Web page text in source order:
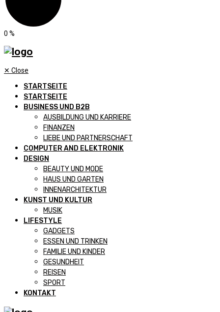
0 %
✕ Close
STARTSEITE
STARTSEITE
BUSINESS UND B2B
AUSBILDUNG UND KARRIERE
FINANZEN
LIEBE UND PARTNERSCHAFT
COMPUTER AND ELEKTRONIK
DESIGN
BEAUTY UND MODE
HAUS UND GARTEN
INNENARCHITEKTUR
KUNST UND KULTUR
MUSIK
LIFESTYLE
GADGETS
ESSEN UND TRINKEN
FAMILIE UND KINDER
GESUNDHEIT
REISEN
SPORT
KONTAKT